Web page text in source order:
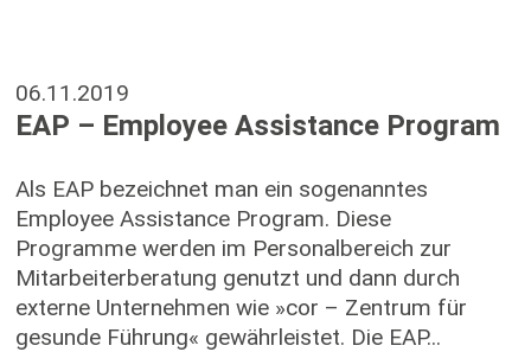
06.11.2019
EAP – Employee Assistance Program
Als EAP bezeichnet man ein sogenanntes
Employee Assistance Program. Diese
Programme werden im Personalbereich zur
Mitarbeiterberatung genutzt und dann durch
externe Unternehmen wie »cor – Zentrum für
gesunde Führung« gewährleistet. Die EAP...